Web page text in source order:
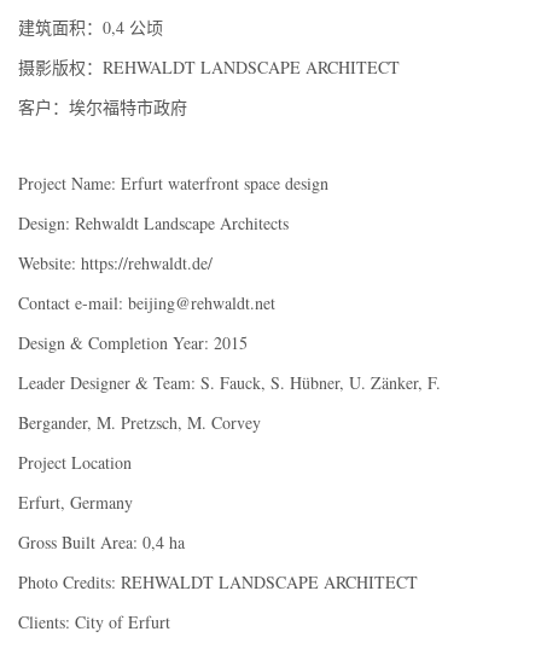
建筑面积：0,4 公顷
摄影版权：REHWALDT LANDSCAPE ARCHITECT
客户：埃尔福特市政府
Project Name: Erfurt waterfront space design
Design: Rehwaldt Landscape Architects
Website: https://rehwaldt.de/
Contact e-mail: beijing@rehwaldt.net
Design & Completion Year: 2015
Leader Designer & Team: S. Fauck, S. Hübner, U. Zänker, F.
Bergander, M. Pretzsch, M. Corvey
Project Location
Erfurt, Germany
Gross Built Area: 0,4 ha
Photo Credits: REHWALDT LANDSCAPE ARCHITECT
Clients: City of Erfurt